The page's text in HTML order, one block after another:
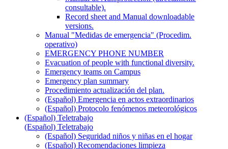
consultable).
Record sheet and Manual downloadable
versions.
Manual "Medidas de emergencia" (Procedim.
operativo)
EMERGENCY PHONE NUMBER
Evacuation of people with functional diversity.
Emergency teams on Campus
Emergency plan summary
Procedimiento actualización del plan.
(Español) Emergencia en actos extraordinarios
(Español) Protocolo fenómenos meteorológicos
(Español) Teletrabajo
(Español) Teletrabajo
(Español) Seguridad niños y niñas en el hogar
(Español) Recomendaciones limpieza